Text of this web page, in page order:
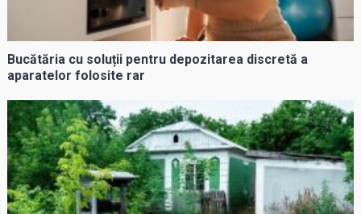
Bucătăria cu soluții pentru depozitarea discretă a
aparatelor folosite rar